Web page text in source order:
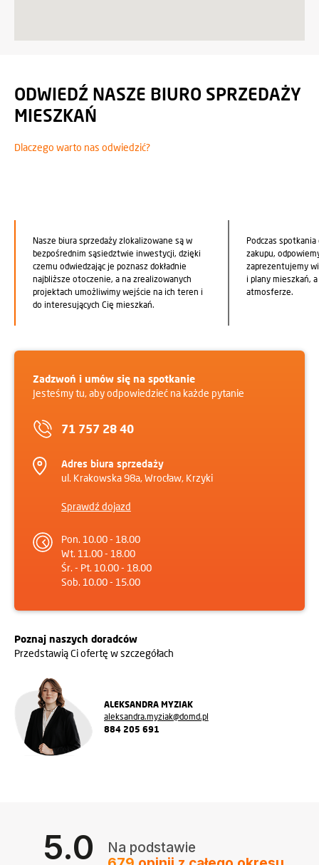
ODWIEDŹ NASZE BIURO SPRZEDAŻY
MIESZKAŃ
Dlaczego warto nas odwiedzić?
Nasze biura sprzedaży zlokalizowane są w
bezpośrednim sąsiedztwie inwestycji, dzięki
czemu odwiedzając je poznasz dokładnie
najbliższe otoczenie, a na zrealizowanych
projektach umożliwimy wejście na ich teren i
do interesujących Cię mieszkań.
Podczas
zakupu,
zaprezentujemy
i plany mieszkań,
atmosferze.
Zadzwoń i umów się na spotkanie
Jesteśmy tu, aby odpowiedzieć na każde pytanie
71 757 28 40
Adres biura sprzedaży
ul. Krakowska 98a, Wrocław, Krzyki
Sprawdź dojazd
Pon. 10.00 - 18.00
Wt. 11.00 - 18.00
Śr. - Pt. 10.00 - 18.00
Sob. 10.00 - 15.00
Poznaj naszych doradców
Przedstawią Ci ofertę w szczegółach
ALEKSANDRA MYZIAK
aleksandra.myziak@domd.pl
884 205 691
5.0
Na podstawie